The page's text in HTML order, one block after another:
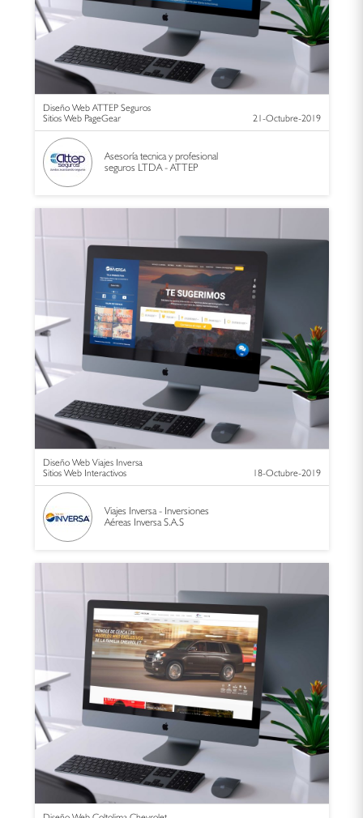
Diseño Web ATTEP Seguros
Sitios Web PageGear
21-Octubre-2019
Asesoría tecnica y profesional
seguros LTDA - ATTEP
Diseño Web Viajes Inversa
Sitios Web Interactivos
18-Octubre-2019
Viajes Inversa - Inversiones
Aéreas Inversa S.A.S